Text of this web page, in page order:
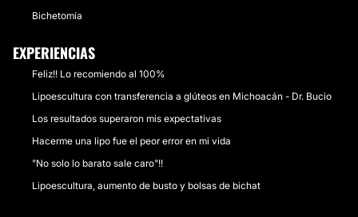
Bichetomía
EXPERIENCIAS
Feliz!! Lo recomiendo al 100%
Lipoescultura con transferencia a glúteos en Michoacán - Dr. Bucio
Los resultados superaron mis expectativas
Hacerme una lipo fue el peor error en mi vida
"No solo lo barato sale caro"!!
Lipoescultura, aumento de busto y bolsas de bichat